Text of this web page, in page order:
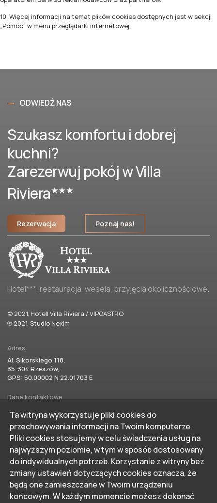
10. Więcej informacji na temat plików cookies dostępnych jest w sekcji
„Pomoc" w menu przeglądarki internetowej.
ODWIEDŹ NAS
Szukasz komfortu i dobrej
kuchni?
Zarezerwuj pokój w Villa
Riviera★★★
Rezerwacja Poznaj nas!
Hotel***, restauracja, wesela, przyjęcia okolicznościowe.
© 2021, Hotell Villa Riviera / VIPGASTRO
℗ 2021, Studio Nexim
Adres
Al. Sikorskiego 118,
35-304 Rzeszów,
GPS: 50.00002 N 22.01703 E
Dane kontaktowe
tel./fax 17 85 75 850
tel. 17 22 91 346
Na skróty:
Home
Hotel
Restauracja
Imprezy
Dla Biznesu
Galeria
Ta witryna wykorzystuje pliki cookies do
przechowywania informacji na Twoim komputerze.
Pliki cookies stosujemy w celu świadczenia usług na
najwyższym poziomie, w tym w sposób dostosowany
do indywidualnych potrzeb. Korzystanie z witryny bez
zmiany ustawień dotyczących cookies oznacza, że
będą one zamieszczane w Twoim urządzeniu
końcowym. W każdym momencie możesz dokonać